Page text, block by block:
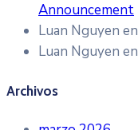
Announcement
Luan Nguyen en
Luan Nguyen en
Archivos